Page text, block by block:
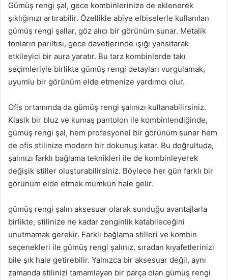
Gümüş rengi şal, gece kombinlerinize de eklenerek
şıklığınızı artırabilir. Özellikle abiye elbiselerle kullanılan
gümüş rengi şallar, göz alıcı bir görünüm sunar. Metalik
tonların parıltısı, gece davetlerinde ışığı yansıtarak
etkileyici bir aura yaratır. Bu tarz kombinlerde takı
seçimleriyle birlikte gümüş rengi detayları vurgulamak,
uyumlu bir görünüm elde etmenize yardımcı olur.
Ofis ortamında da gümüş rengi şalınızı kullanabilirsiniz.
Klasik bir bluz ve kumaş pantolon ile kombinlendiğinde,
gümüş rengi şal, hem profesyonel bir görünüm sunar hem
de ofis stilinize modern bir dokunuş katar. Bu doğrultuda,
şalınızı farklı bağlama teknikleri ile de kombinleyerek
değişik stiller oluşturabilirsiniz. Böylece her gün farklı bir
görünüm elde etmek mümkün hale gelir.
gümüş rengi şalın aksesuar olarak sunduğu avantajlarla
birlikte, stilinize ne kadar zenginlik katabileceğini
unutmamak gerekir. Farklı bağlama stilleri ve kombin
seçenekleri ile gümüş rengi şalınız, sıradan kıyafetlerinizi
bile şık hale getirebilir. Yalnızca bir aksesuar değil, aynı
zamanda stilinizi tamamlayan bir parça olan gümüş rengi